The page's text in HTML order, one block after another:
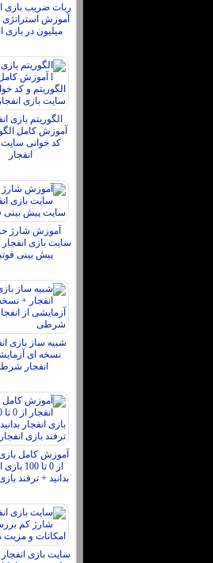
ربات ضریب بازی
میلیون در بازی
آموزش کامل
کد خوانی سایت
انفجار
آموزش شارژ
سایت بازی
پیش بینی
شبیه ساز بازی
نسخه ای
انفجار
آموزش کامل بازی
از 0 تا 100
بدانید + ترفند
سایت بازی انفجار